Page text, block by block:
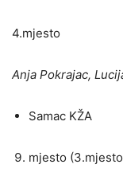
4.mjesto
Anja Pokrajac,
Samac KŽA
mjesto